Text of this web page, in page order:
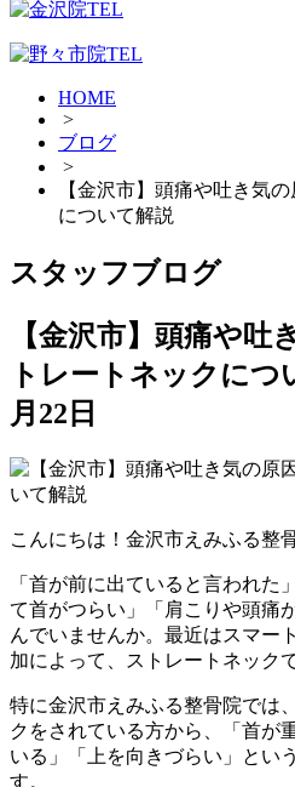
HOME
>
ブログ
>
【金沢市】頭痛や吐き気
について解説
スタッフブログ
【金沢市】頭痛や吐
トレートネックにつ
月22日
こんにちは！金沢市えみふる整
「首が前に出ていると言われた
て首がつらい」「肩こりや頭痛
んでいませんか。最近はスマー
加によって、ストレートネック
特に金沢市えみふる整骨院では
クをされている方から、「首が
いる」「上を向きづらい」とい
す。